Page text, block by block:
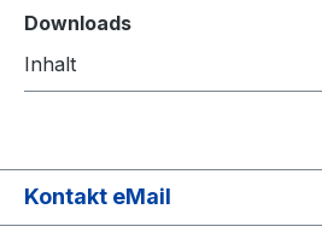
Downloads
Inhalt
Kontakt eMail